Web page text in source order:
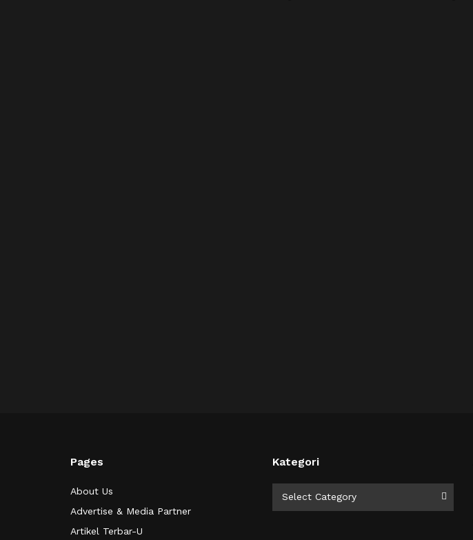
Pages
About Us
Advertise & Media Partner
Artikel Terbar-U
Kategori
Select Category